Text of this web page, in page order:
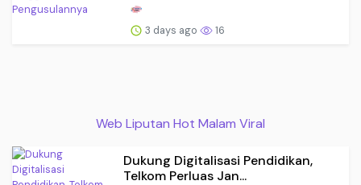
3 days ago 16
Web Liputan Hot Malam Viral
Dukung Digitalisasi Pendidikan,
Telkom Perluas Jan...